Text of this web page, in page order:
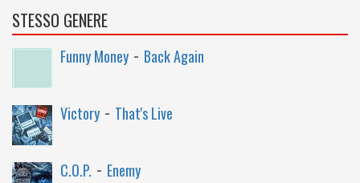
STESSO GENERE
Funny Money - Back Again
Victory - That's Live
C.O.P. - Enemy